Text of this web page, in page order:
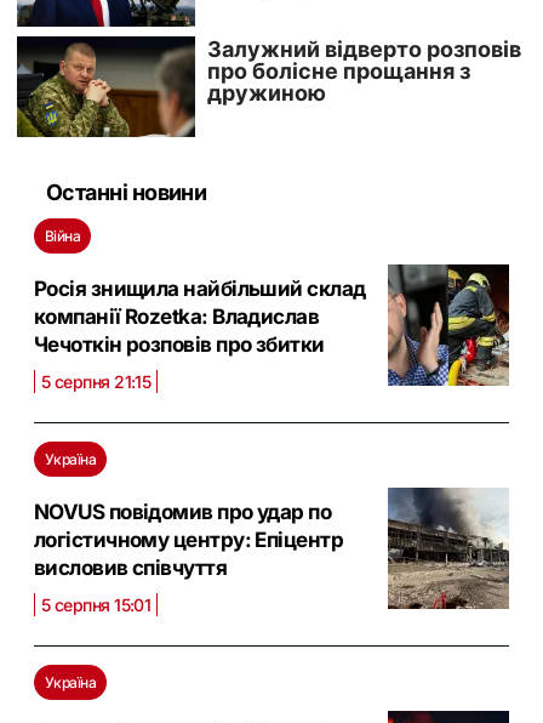
Останні новини
Війна
Росія знищила найбільший склад
компанії Rozetka: Владислав
Чечоткін розповів про збитки
5 серпня 21:15
Україна
NOVUS повідомив про удар по
логістичному центру: Eпіцентр
висловив співчуття
5 серпня 15:01
Україна